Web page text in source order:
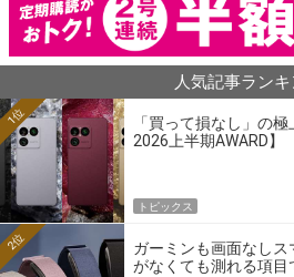
人気記事ラン
「買って損なし」の
2026上半期AWARD】
1位
トピックス
ガーミンも画面なし
がなくても測れる項目
2位